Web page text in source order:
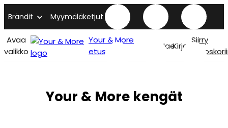
Brändit Myymäläketjut
Avaa
valikko
Your & More
etusivu
HaeKirjaudu
Siirry
Your & More kengät